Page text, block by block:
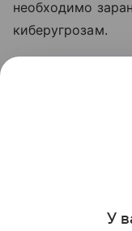
необходимо
киберугрозам.
призвали
У